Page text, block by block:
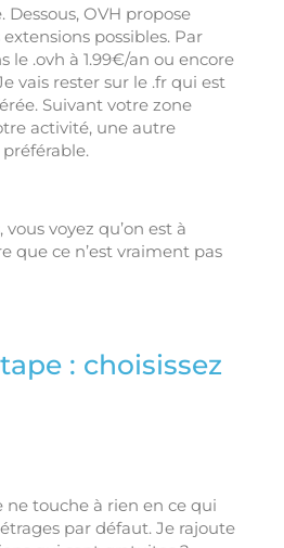
OVH propose
possibles. Par
le .ovh à 1.99€/an ou encore
vais rester sur le .fr qui est
Suivant votre zone
activité, une autre
voyez qu’on est à
que ce n’est vraiment pas
: choisissez
ne touche à rien en ce qui
par défaut. Je rajoute